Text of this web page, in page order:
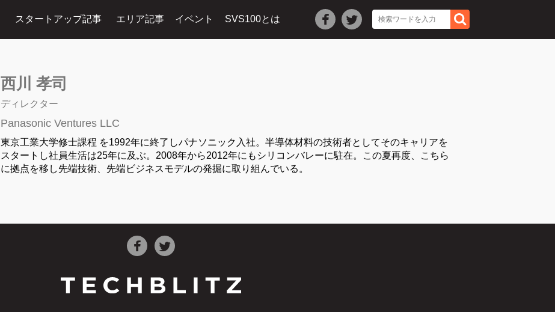
スタートアップ記事 エリア記事 イベント SVS100とは
西川 孝司
ディレクター
Panasonic Ventures LLC
東京工業大学修士課程 を1992年に終了しパナソニック入社。半導体材料の技術者としてそのキャリアを
スタートし社員生活は25年に及ぶ。2008年から2012年にもシリコンバレーに駐在。この夏再度、こちら
に拠点を移し先端技術、先端ビジネスモデルの発掘に取り組んでいる。